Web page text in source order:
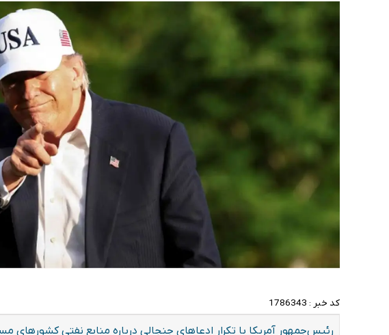
کد خبر : 1786343
رئیس‌جمهور آمریکا با تکرار ادعاهای جنجالی درباره منابع نفتی کشورهای